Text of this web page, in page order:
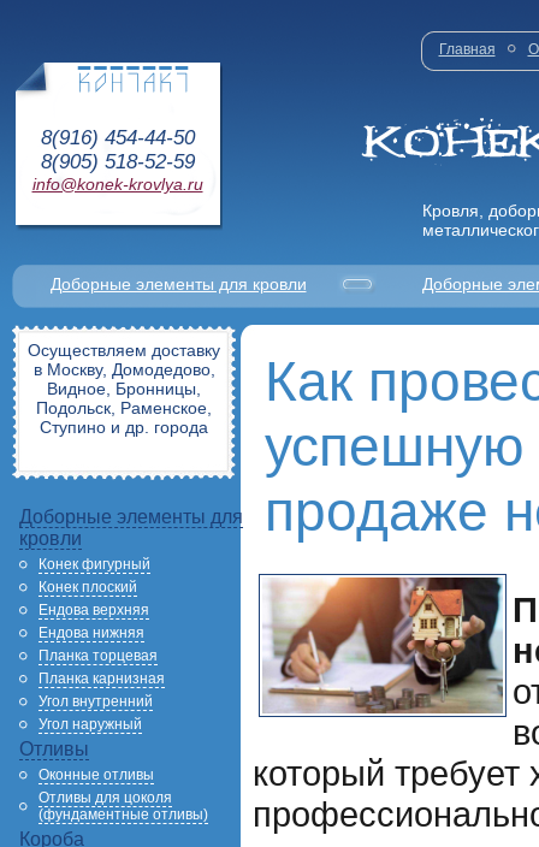
8(916) 454-44-50
8(905) 518-52-59
info@konek-krovlya.ru
Главная О
Кровля,
Доборные элементы для кровли Доборные
Осуществляем доставку
в Москву, Домодедово,
Видное, Бронницы,
Подольск, Раменское,
Ступино и др. города
Доборные элементы для
кровли
Конек фигурный
Конек плоский
Ендова верхняя
Ендова нижняя
Планка торцевая
Планка карнизная
Угол внутренний
Угол наружный
Отливы
Оконные отливы
Отливы для цоколя
(фундаментные отливы)
Короба
Как
успешную
продаже
который требует